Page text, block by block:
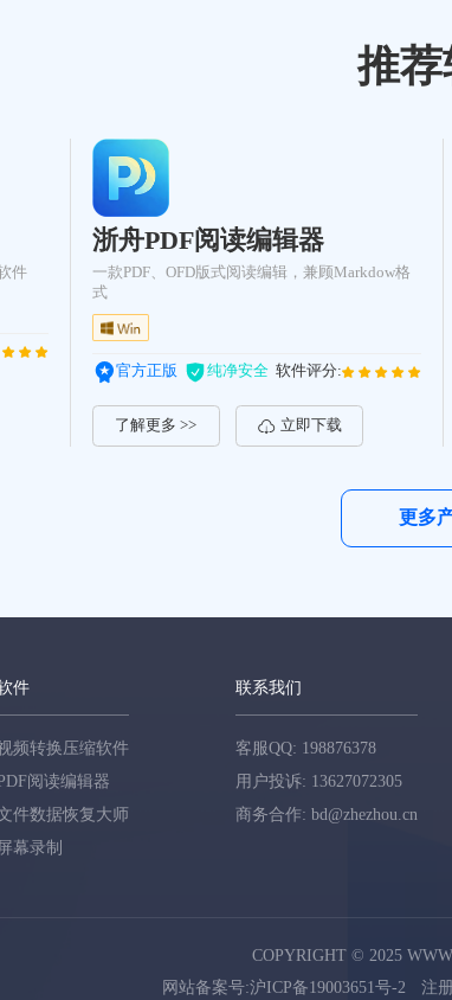
推
件
浙舟PDF阅读编辑器
一款PDF、OFD版式阅读编辑，兼顾Markdow格
式
官方正版 纯净安全 软件评分:
了解更多 >> 立即下载
更多
件
频转换压缩软件
阅读编辑器
件数据恢复大师
幕录制
联系我们
客服QQ: 198876378
用户投诉: 13627072305
商务合作: bd@zhezhou.cn
COPYRIGHT © 2025
网站备案号:沪ICP备19003651号-2
注